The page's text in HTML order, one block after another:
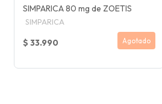
SIMPARICA 80 mg de ZOETIS
SIMPARICA
$ 33.990 Agotado